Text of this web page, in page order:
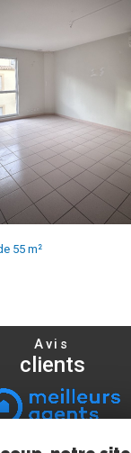
55 m²
Avis
clients